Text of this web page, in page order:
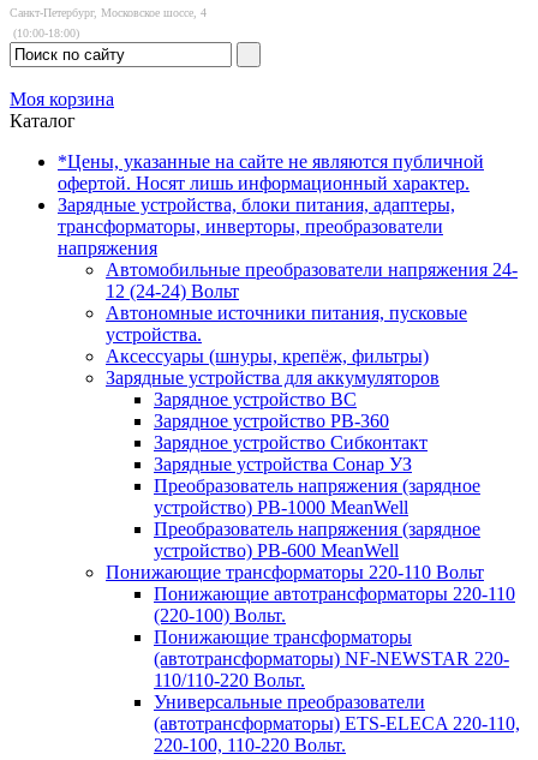
Санкт-Петербург, Московское шоссе, 4
(10:00-18:00)
Моя корзина
Каталог
*Цены, указанные на сайте не являются публичной
офертой. Носят лишь информационный характер.
Зарядные устройства, блоки питания, адаптеры,
трансформаторы, инверторы, преобразователи
напряжения
Автомобильные преобразователи напряжения 24-
12 (24-24) Вольт
Автономные источники питания, пусковые
устройства.
Аксессуары (шнуры, крепёж, фильтры)
Зарядные устройства для аккумуляторов
Зарядное устройство BC
Зарядное устройство PB-360
Зарядное устройство Сибконтакт
Зарядные устройства Сонар УЗ
Преобразователь напряжения (зарядное
устройство) PB-1000 MeanWell
Преобразователь напряжения (зарядное
устройство) PB-600 MeanWell
Понижающие трансформаторы 220-110 Вольт
Понижающие автотрансформаторы 220-110
(220-100) Вольт.
Понижающие трансформаторы
(автотрансформаторы) NF-NEWSTAR 220-
110/110-220 Вольт.
Универсальные преобразователи
(автотрансформаторы) ETS-ELECA 220-110,
220-100, 110-220 Вольт.